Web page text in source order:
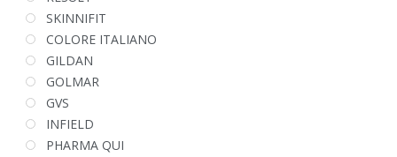
SKINNIFIT
COLORE ITALIANO
GILDAN
GOLMAR
GVS
INFIELD
PHARMA QUI